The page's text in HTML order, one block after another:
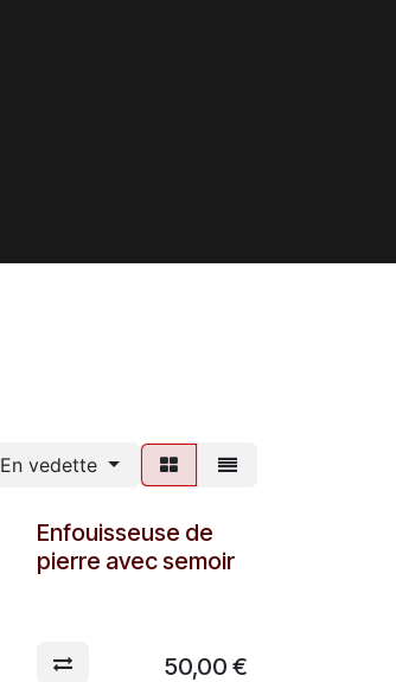
En vedette
A partir de
Enfouisseuse de
pierre avec semoir
50,00 €